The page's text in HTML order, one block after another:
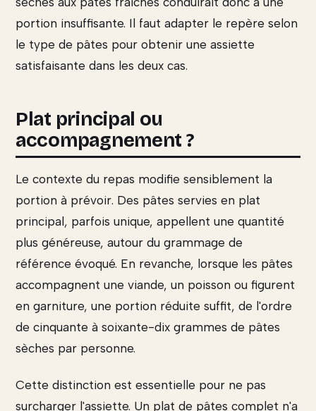
portion insuffisante. Il faut adapter le repère selon
le type de pâtes pour obtenir une assiette
satisfaisante dans les deux cas.
Plat principal ou
accompagnement ?
Le contexte du repas modifie sensiblement la
portion à prévoir. Des pâtes servies en plat
principal, parfois unique, appellent une quantité
plus généreuse, autour du grammage de
référence évoqué. En revanche, lorsque les pâtes
accompagnent une viande, un poisson ou figurent
en garniture, une portion réduite suffit, de l'ordre
de cinquante à soixante-dix grammes de pâtes
sèches par personne.
Cette distinction est essentielle pour ne pas
surcharger l'assiette. Un plat de pâtes complet n'a